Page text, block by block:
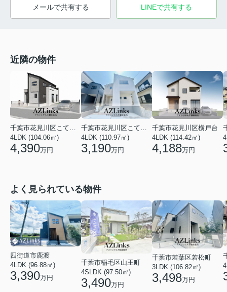
メールで共有する LINEで共有する
近隣の物件
4LDK (104.06㎡)
4,390万円
4LDK (110.97㎡)
3,190万円
千葉市花見川区横戸台
4LDK (114.42㎡)
4,188万円
よく見られている物件
四街道市鹿渡
4LDK (96.88㎡)
3,390万円
千葉市稲毛区山王町
4SLDK (97.50㎡)
3,490万円
千葉市若葉区若松町
3LDK (106.82㎡)
3,498万円